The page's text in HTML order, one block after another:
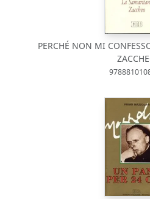
PERCHÉ NON MI